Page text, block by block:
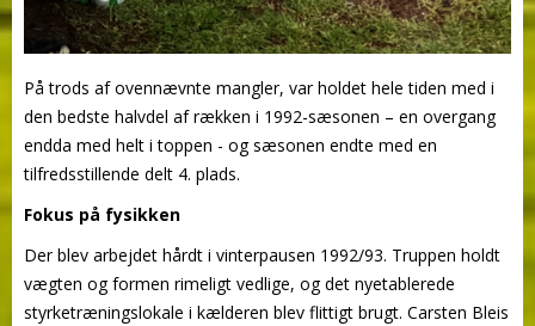
På trods af ovennævnte mangler, var holdet hele tiden med i
den bedste halvdel af rækken i 1992-sæsonen – en overgang
endda med helt i toppen - og sæsonen endte med en
tilfredsstillende delt 4. plads.
Fokus på fysikken
Der blev arbejdet hårdt i vinterpausen 1992/93. Truppen holdt
vægten og formen rimeligt vedlige, og det nyetablerede
styrketræningslokale i kælderen blev flittigt brugt. Carsten Bleis